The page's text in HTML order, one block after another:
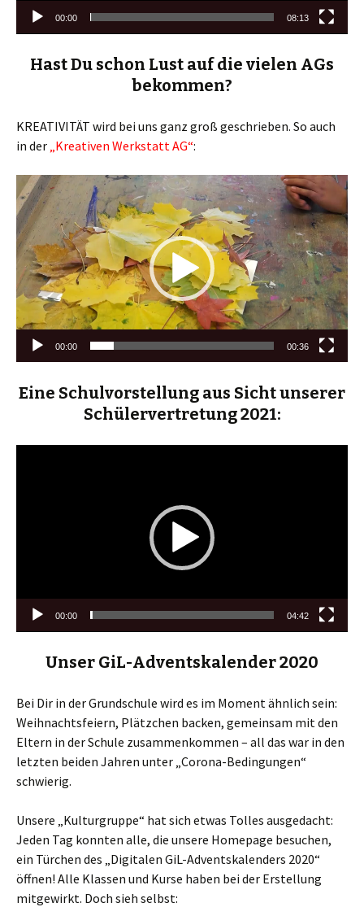
00:00 08:13
Hast Du schon Lust auf die vielen AGs
bekommen?
KREATIVITÄT wird bei uns ganz groß geschrieben. So auch
in der „Kreativen Werkstatt AG“:
Video-
Player
00:00 00:36
Eine Schulvorstellung aus Sicht unserer
Schülervertretung 2021:
00:00 04:42
Unser GiL-Adventskalender 2020
Bei Dir in der Grundschule wird es im Moment ähnlich sein:
Weihnachtsfeiern, Plätzchen backen, gemeinsam mit den
Eltern in der Schule zusammenkommen – all das war in den
letzten beiden Jahren unter „Corona-Bedingungen“
schwierig.
Unsere „Kulturgruppe“ hat sich etwas Tolles ausgedacht:
Jeden Tag konnten alle, die unsere Homepage besuchen,
ein Türchen des „Digitalen GiL-Adventskalenders 2020“
öffnen! Alle Klassen und Kurse haben bei der Erstellung
mitgewirkt. Doch sieh selbst: